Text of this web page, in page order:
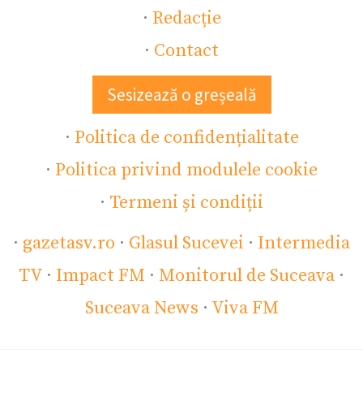
· Redacție
· Contact
Sesizează o greșeală
· Politica de confidențialitate
· Politica privind modulele cookie
· Termeni și condiții
· gazetasv.ro · Glasul Sucevei · Intermedia
TV · Impact FM · Monitorul de Suceava ·
Suceava News · Viva FM